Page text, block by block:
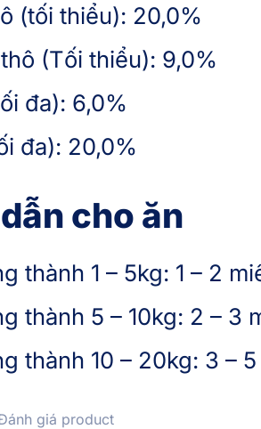
(tối thiểu): 20,0%
(Tối thiểu): 9,0%
đa): 6,0%
đa): 20,0%
cho ăn
thành 1 – 5kg: 1 – 2
thành 5 – 10kg: 2 – 3
thành 10 – 20kg: 3 –
giá product